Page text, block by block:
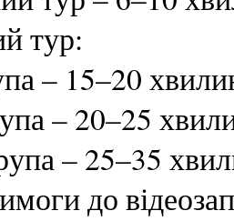
тур:
– 15–20
– 20–25
– 25–35
до